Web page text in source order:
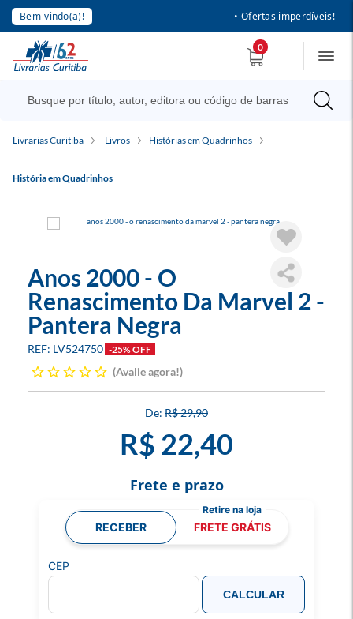
Bem-vindo(a)! • Ofertas imperdíveis!
0
Livrarias Curitiba Livros Histórias em Quadrinhos
História em Quadrinhos
Anos 2000 - O
Renascimento Da Marvel 2 -
Pantera Negra
LV524750 -25% OFF
Avalie agora!
R$ 29,90
R$ 22,40
Frete e prazo
RECEBER FRETE GRÁTIS
CEP
CALCULAR